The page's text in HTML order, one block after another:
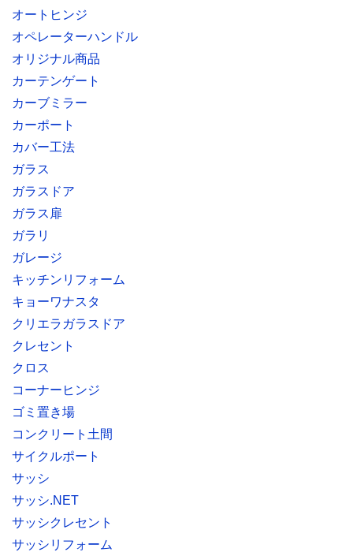
オートヒンジ
オペレーターハンドル
オリジナル商品
カーテンゲート
カーブミラー
カーポート
カバー工法
ガラス
ガラスドア
ガラス扉
ガラリ
ガレージ
キッチンリフォーム
キョーワナスタ
クリエラガラスドア
クレセント
クロス
コーナーヒンジ
ゴミ置き場
コンクリート土間
サイクルポート
サッシ
サッシ.NET
サッシクレセント
サッシリフォーム